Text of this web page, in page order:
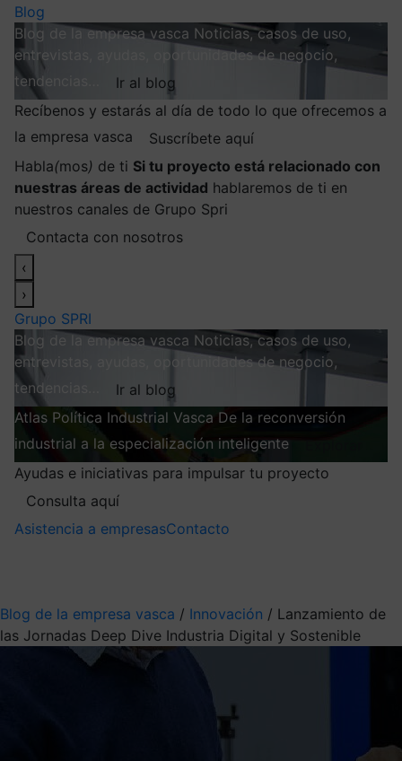
Blog
Blog de la empresa vasca Noticias, casos de uso,
entrevistas, ayudas, oportunidades de negocio,
tendencias…
Ir al blog
Recíbenos y estarás al día de todo lo que ofrecemos a
la empresa vasca
Suscríbete aquí
Habla(mos) de ti Si tu proyecto está relacionado con
nuestras áreas de actividad hablaremos de ti en
nuestros canales de Grupo Spri
Contacta con nosotros
‹
›
Grupo SPRI
Blog de la empresa vasca Noticias, casos de uso,
entrevistas, ayudas, oportunidades de negocio,
tendencias…
Ir al blog
Atlas Política Industrial Vasca De la reconversión
industrial a la especialización inteligente
Ayudas e iniciativas para impulsar tu proyecto
Consulta aquí
Asistencia a empresasContacto
Blog de la empresa vasca / Innovación / Lanzamiento de
las Jornadas Deep Dive Industria Digital y Sostenible